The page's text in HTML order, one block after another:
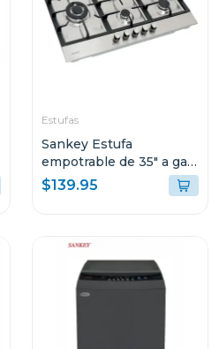
Estufas
Sankey Estufa
empotrable de 35" a gas
5 quemadores 992scm
$139.95